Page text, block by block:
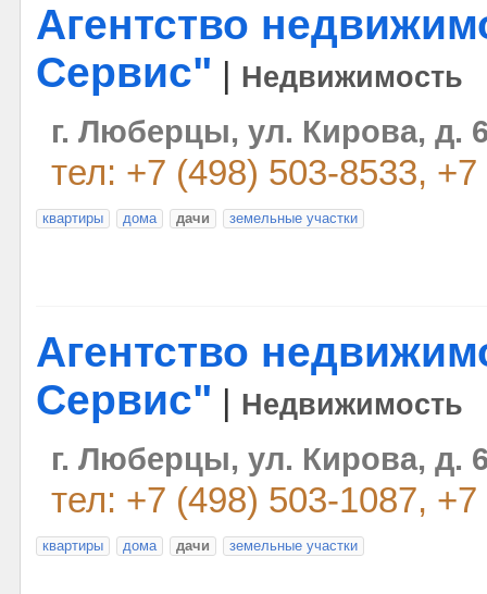
Агентство
Сервис"
Недвижимость
г. Люберцы, ул. Кирова, д.
тел: +7 (498) 503-8533,
квартиры дома дачи земельные участки
Агентство
Сервис"
Недвижимость
г. Люберцы, ул. Кирова, д.
тел: +7 (498) 503-1087,
квартиры дома дачи земельные участки